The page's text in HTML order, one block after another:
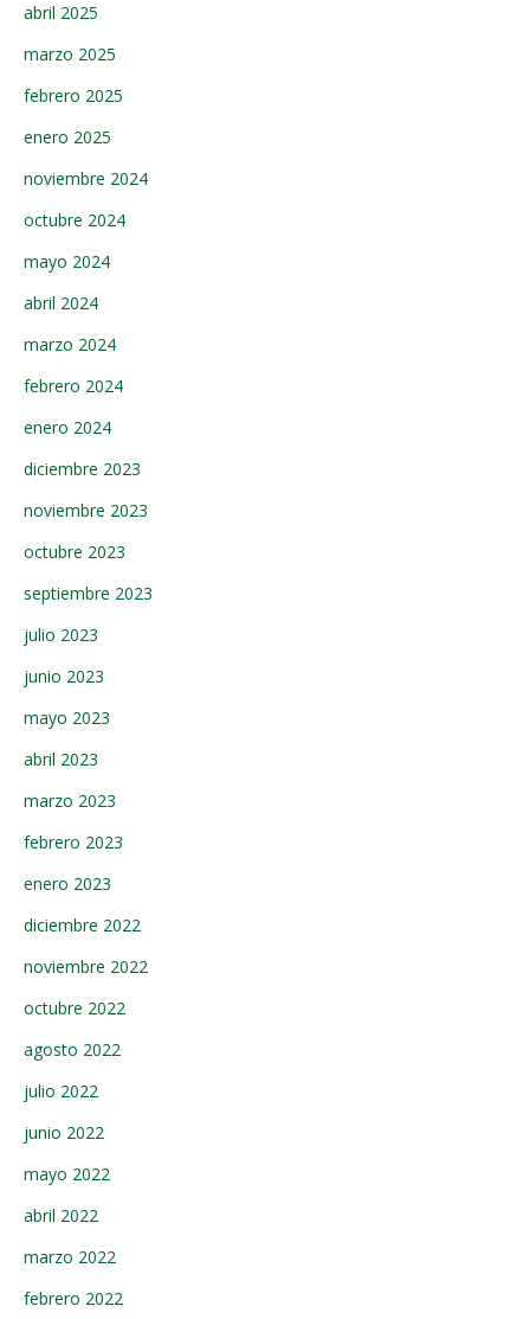
abril 2025
marzo 2025
febrero 2025
enero 2025
noviembre 2024
octubre 2024
mayo 2024
abril 2024
marzo 2024
febrero 2024
enero 2024
diciembre 2023
noviembre 2023
octubre 2023
septiembre 2023
julio 2023
junio 2023
mayo 2023
abril 2023
marzo 2023
febrero 2023
enero 2023
diciembre 2022
noviembre 2022
octubre 2022
agosto 2022
julio 2022
junio 2022
mayo 2022
abril 2022
marzo 2022
febrero 2022